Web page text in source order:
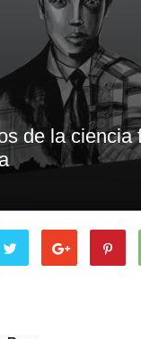
de la ciencia